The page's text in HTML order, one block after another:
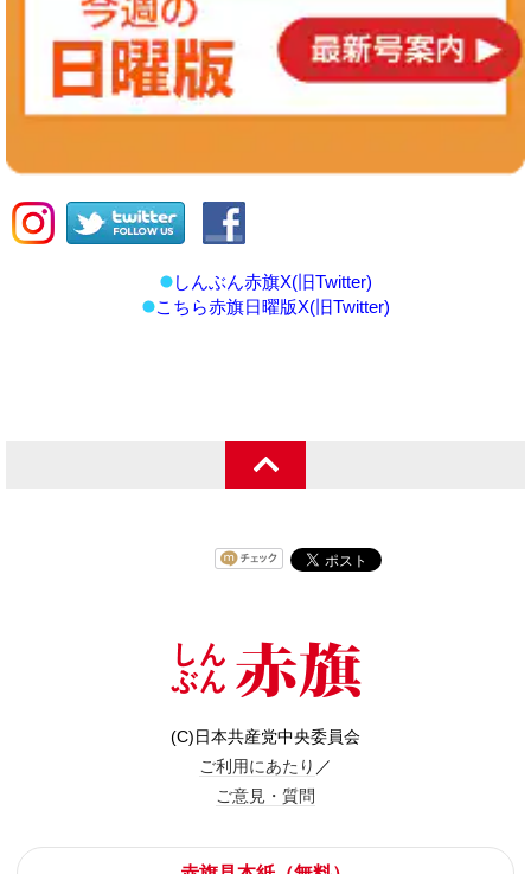
しんぶん赤旗X(旧Twitter)
こちら赤旗日曜版X(旧Twitter)
(C)日本共産党中央委員会
ご利用にあたり ／
ご意見・質問